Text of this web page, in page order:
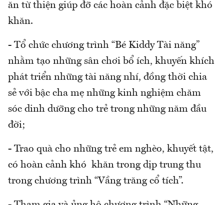
ăn từ thiện giúp đỡ các hoàn cảnh đặc biệt khó
khăn.
- Tổ chức chương trình “Bé Kiddy Tài năng”
nhằm tạo những sân chơi bổ ích, khuyến khích
phát triển những tài năng nhí, đồng thời chia
sẻ với bậc cha mẹ những kinh nghiệm chăm
sóc dinh dưỡng cho trẻ trong những năm đầu
đời;
- Trao quà cho những trẻ em nghèo, khuyết tật,
có hoàn cảnh khó khăn trong dịp trung thu
trong chương trình “Vầng trăng cổ tích”.